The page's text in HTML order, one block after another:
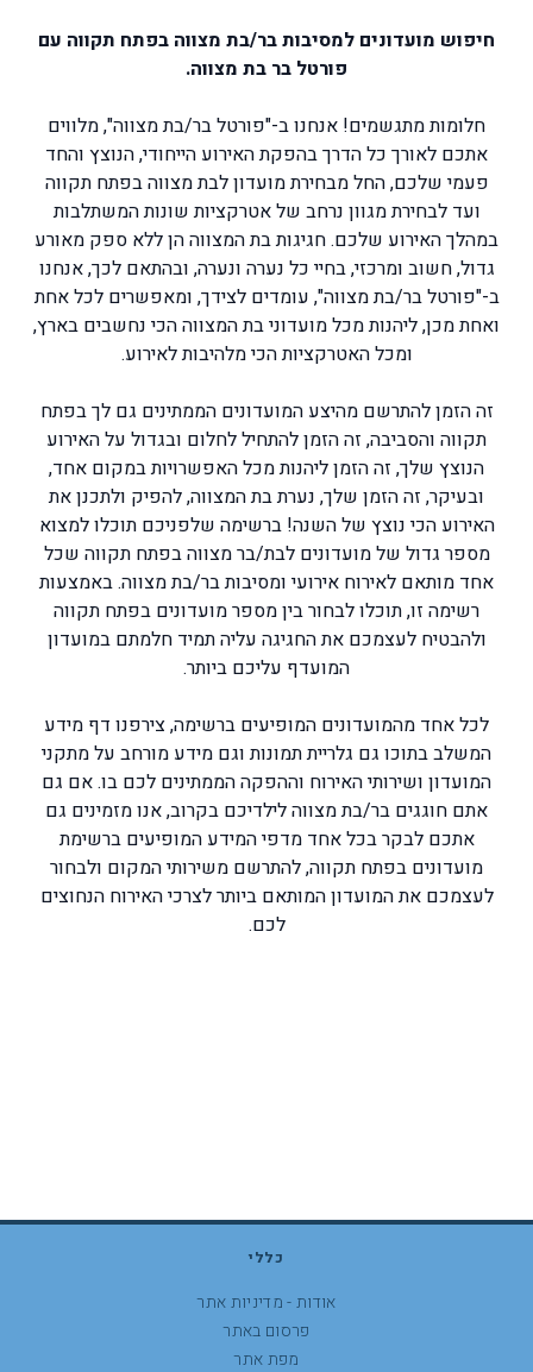
חיפוש מועדונים למסיבות בר/בת מצווה בפתח תקווה עם
פורטל בר בת מצווה.
חלומות מתגשמים! אנחנו ב-"פורטל בר/בת מצווה", מלווים
אתכם לאורך כל הדרך בהפקת האירוע הייחודי, הנוצץ והחד
פעמי שלכם, החל מבחירת מועדון לבת מצווה בפתח תקווה
ועד לבחירת מגוון נרחב של אטרקציות שונות המשתלבות
במהלך האירוע שלכם. חגיגות בת המצווה הן ללא ספק מאורע
גדול, חשוב ומרכזי, בחיי כל נערה ונערה, ובהתאם לכך, אנחנו
ב-"פורטל בר/בת מצווה", עומדים לצידך, ומאפשרים לכל אחת
ואחת מכן, ליהנות מכל מועדוני בת המצווה הכי נחשבים בארץ,
ומכל האטרקציות הכי מלהיבות לאירוע.
זה הזמן להתרשם מהיצע המועדונים הממתינים גם לך בפתח
תקווה והסביבה, זה הזמן להתחיל לחלום ובגדול על האירוע
הנוצץ שלך, זה הזמן ליהנות מכל האפשרויות במקום אחד,
ובעיקר, זה הזמן שלך, נערת בת המצווה, להפיק ולתכנן את
האירוע הכי נוצץ של השנה! ברשימה שלפניכם תוכלו למצוא
מספר גדול של מועדונים לבת/בר מצווה בפתח תקווה שכל
אחד מותאם לאירוח אירועי ומסיבות בר/בת מצווה. באמצעות
רשימה זו, תוכלו לבחור בין מספר מועדונים בפתח תקווה
ולהבטיח לעצמכם את החגיגה עליה תמיד חלמתם במועדון
המועדף עליכם ביותר.
לכל אחד מהמועדונים המופיעים ברשימה, צירפנו דף מידע
המשלב בתוכו גם גלריית תמונות וגם מידע מורחב על מתקני
המועדון ושירותי האירוח וההפקה הממתינים לכם בו. אם גם
אתם חוגגים בר/בת מצווה לילדיכם בקרוב, אנו מזמינים גם
אתכם לבקר בכל אחד מדפי המידע המופיעים ברשימת
מועדונים בפתח תקווה, להתרשם משירותי המקום ולבחור
לעצמכם את המועדון המותאם ביותר לצרכי האירוח הנחוצים
לכם.
כללי
אודות - מדיניות אתר
פרסום באתר
מפת אתר